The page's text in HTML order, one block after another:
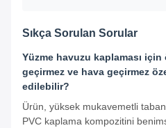
Sıkça Sorulan Sorular
Yüzme havuzu kaplaması
geçirmez ve hava geçirmez
edilebilir?
Ürün, yüksek mukavemetli taban
PVC kaplama kompozitini